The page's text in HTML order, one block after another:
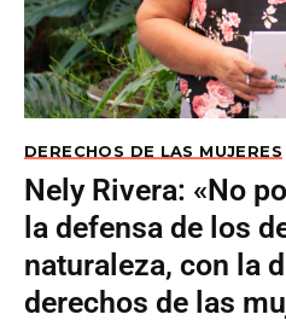
DERECHOS DE LAS MUJERES
Nely Rivera: «No
la defensa de los
naturaleza, con la
derechos de las